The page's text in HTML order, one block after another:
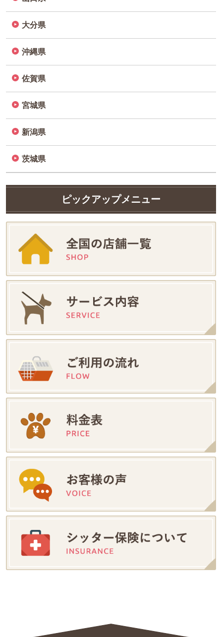
大分県
沖縄県
佐賀県
宮城県
新潟県
茨城県
ピックアップメニュー